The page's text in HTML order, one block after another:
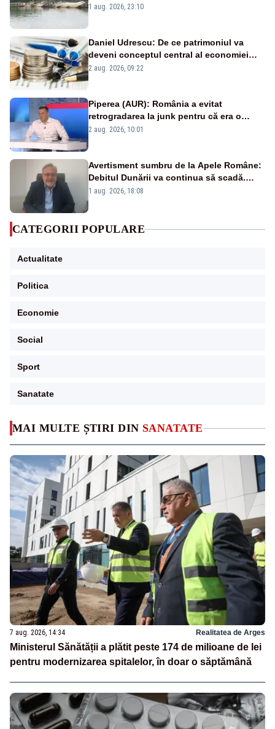
MAI MULTE ȘTIRI DIN SANATATE
7 aug. 2026, 14:34 Realitatea de Arges
Ministerul Sănătății a plătit peste 174 de milioane de lei
pentru modernizarea spitalelor, în doar o săptămână
război mondial
1 aug. 2026, 23:10
Daniel Udrescu: De ce patrimoniul va
deveni conceptul central al economiei
viitoare?
2 aug. 2026, 09:22
Piperea (AUR): România a evitat
retrogradarea la junk pentru că era o
catastrofă pentru bănci și fondurile de
2 aug. 2026, 10:01
Avertisment sumbru de la Apele Române:
Debitul Dunării va continua să scadă.
Cernavodă s-ar putea închide în 4 zile
1 aug. 2026, 18:08
CATEGORII POPULARE
Actualitate
Politica
Economie
Social
Sport
Sanatate